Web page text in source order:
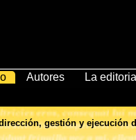
Autores La
gestión y ejecución